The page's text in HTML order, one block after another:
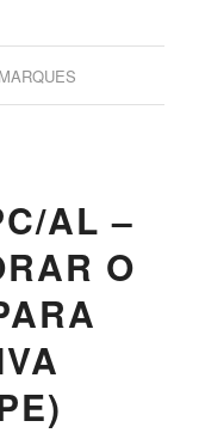
AL –
O